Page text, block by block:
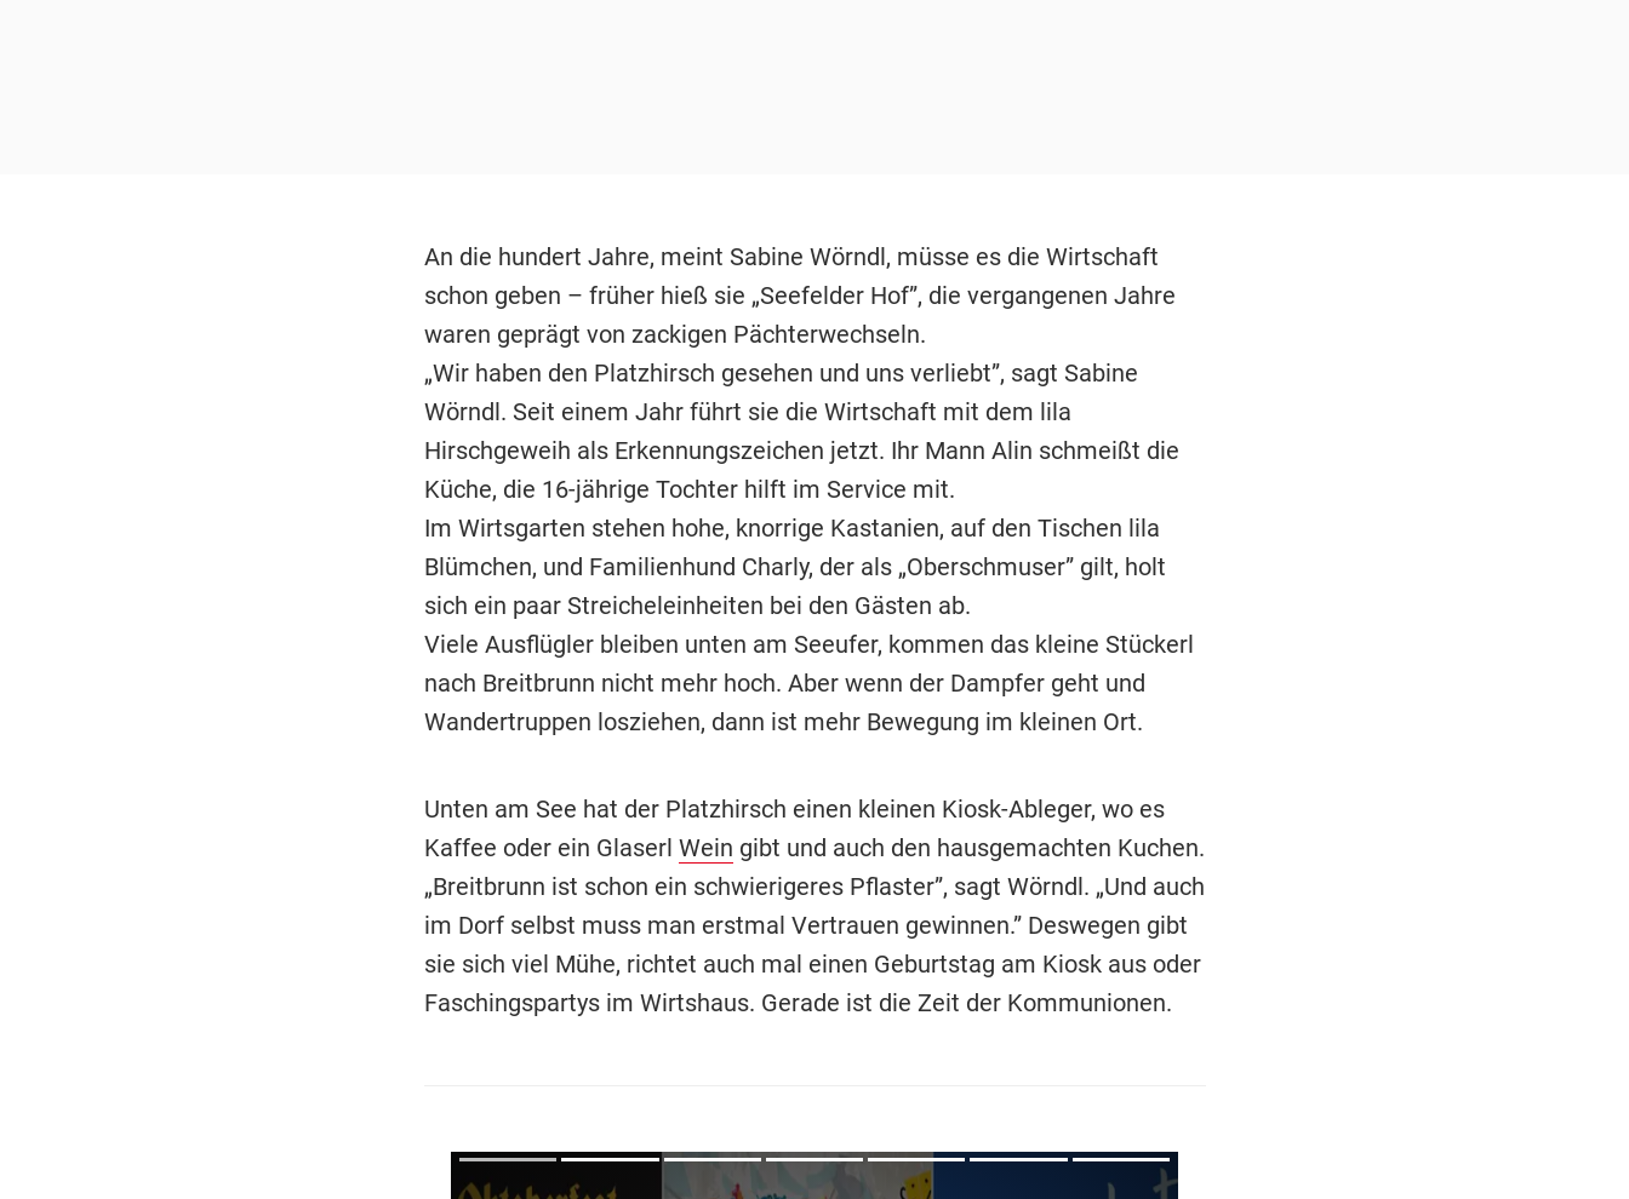
An die hundert Jahre, meint Sabine Wörndl, müsse es die Wirtschaft
schon geben – früher hieß sie „Seefelder Hof”, die vergangenen Jahre
waren geprägt von zackigen Pächterwechseln.
„Wir haben den Platzhirsch gesehen und uns verliebt”, sagt Sabine
Wörndl. Seit einem Jahr führt sie die Wirtschaft mit dem lila
Hirschgeweih als Erkennungszeichen jetzt. Ihr Mann Alin schmeißt die
Küche, die 16-jährige Tochter hilft im Service mit.
Im Wirtsgarten stehen hohe, knorrige Kastanien, auf den Tischen lila
Blümchen, und Familienhund Charly, der als „Oberschmuser” gilt, holt
sich ein paar Streicheleinheiten bei den Gästen ab.
Viele Ausflügler bleiben unten am Seeufer, kommen das kleine Stückerl
nach Breitbrunn nicht mehr hoch. Aber wenn der Dampfer geht und
Wandertruppen losziehen, dann ist mehr Bewegung im kleinen Ort.
Unten am See hat der Platzhirsch einen kleinen Kiosk-Ableger, wo es
Kaffee oder ein Glaserl Wein gibt und auch den hausgemachten Kuchen.
„Breitbrunn ist schon ein schwierigeres Pflaster”, sagt Wörndl. „Und auch
im Dorf selbst muss man erstmal Vertrauen gewinnen.” Deswegen gibt
sie sich viel Mühe, richtet auch mal einen Geburtstag am Kiosk aus oder
Faschingspartys im Wirtshaus. Gerade ist die Zeit der Kommunionen.